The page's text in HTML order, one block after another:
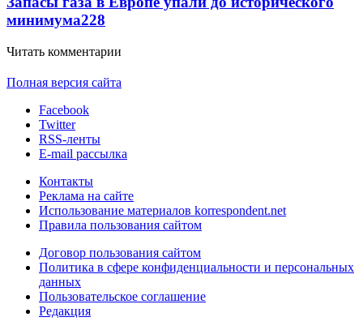
минимума228
Читать комментарии
Полная версия сайта
Facebook
Twitter
RSS-ленты
E-mail рассылка
Контакты
Реклама на сайте
Использование материалов korrespondent.net
Правила пользования сайтом
Договор пользования сайтом
Политика в сфере конфиденциальности и персональных
данных
Пользовательское соглашение
Редакция